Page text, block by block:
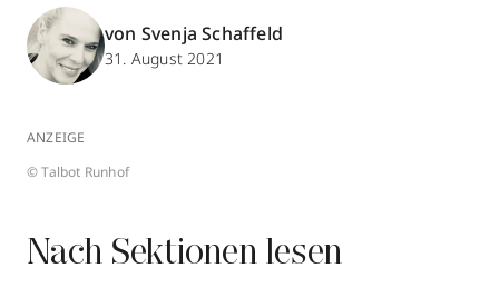
von Svenja Schaffeld
31. August 2021
ANZEIGE
© Talbot Runhof
Nach Sektionen lesen